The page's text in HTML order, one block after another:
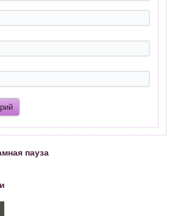
пауза